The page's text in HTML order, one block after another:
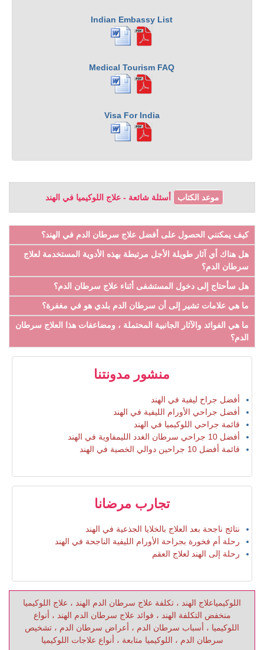
Indian Embassy List
Medical Tourism FAQ
Visa For India
أسئلة شائعة - علاج اللوكيميا في الهند موعد الكتاب
كيف يمكنني الحصول على أفضل علاج سرطان الدم في الهند؟
هل هناك أي آثار طويلة الأجل مرتبطة بهذه الأدوية المستخدمة لعلاج
سرطان الدم؟
هل سأحتاج إلى دخول المستشفى أثناء علاج سرطان الدم؟
ما هي علامات تشير إلى أن سرطان الدم بلدي هو في مغفرة؟
ما هي الفوائد والآثار الجانبية المحتملة ، ومضاعفات هذا العلاج سرطان
الدم؟
منشور مدونتنا
أفضل جراح ليفية في الهند
أفضل جراحي الأورام الليفية في الهند
قائمة جراحي اللوكيميا في الهند
أفضل 10 جراحي سرطان الغدد الليمفاوية في الهند
قائمة أفضل 10 جراحين دوالي الخصية في الهند
تجارب مرضانا
نتائج ناجحة بعد العلاج بالخلايا الجذعية في الهند
رحلة أم فخورة بجراحة الأورام الليفية الناجحة في الهند
رحلة إلى الهند لعلاج العقم
اللوكيمياعلاج الهند ، تكلفة علاج سرطان الدم الهند ، علاج اللوكيميا
منخفض التكلفة الهند ، فوائد علاج سرطان الدم الهند ، أنواع
اللوكيميا ، أسباب سرطان الدم ، أعراض سرطان الدم ، تشخيص
سرطان الدم ، اللوكيميا متابعة ، أنواع علاجات اللوكيميا